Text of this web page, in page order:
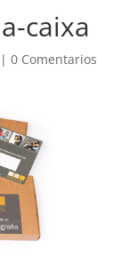
caixa
0 Comentarios